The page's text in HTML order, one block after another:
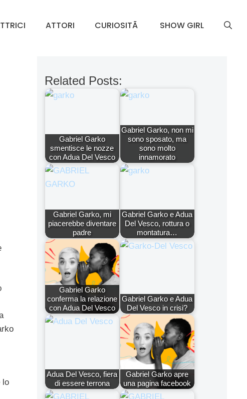
ATTORI CURIOSITÃ SHOW GIRL
lo
Related Posts:
Gabriel Garko
smentisce le nozze
con Adua Del Vesco
Gabriel Garko, non mi
sono sposato, ma
sono molto
innamorato
Gabriel Garko, mi
piacerebbe diventare
padre
Gabriel Garko e Adua
Del Vesco, rottura o
montatura…
Gabriel Garko
conferma la relazione
con Adua Del Vesco
Gabriel Garko e Adua
Del Vesco in crisi?
Adua Del Vesco, fiera
di essere terrona
Gabriel Garko apre
una pagina facebook